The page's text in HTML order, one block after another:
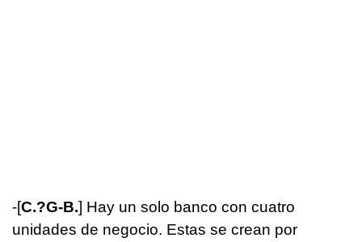
-[C.?G-B.] Hay un solo banco con cuatro
unidades de negocio. Estas se crean por